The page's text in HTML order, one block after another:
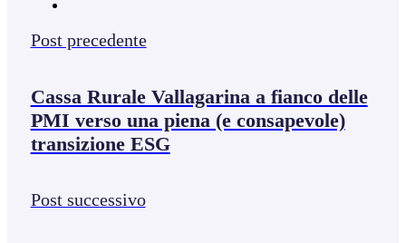
Post precedente
Cassa Rurale Vallagarina a fianco delle
PMI verso una piena (e consapevole)
transizione ESG
Post successivo